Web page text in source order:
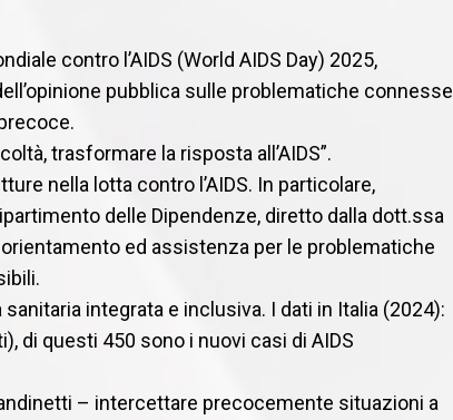
contro l’AIDS (World AIDS Day) 2025,
pubblica sulle problematiche connesse
trasformare la risposta all’AIDS”.
nella lotta contro l’AIDS. In particolare,
delle Dipendenze, diretto dalla dott.ssa
ed assistenza per le problematiche
integrata e inclusiva. I dati in Italia (2024):
di questi 450 sono i nuovi casi di AIDS
– intercettare precocemente situazioni a